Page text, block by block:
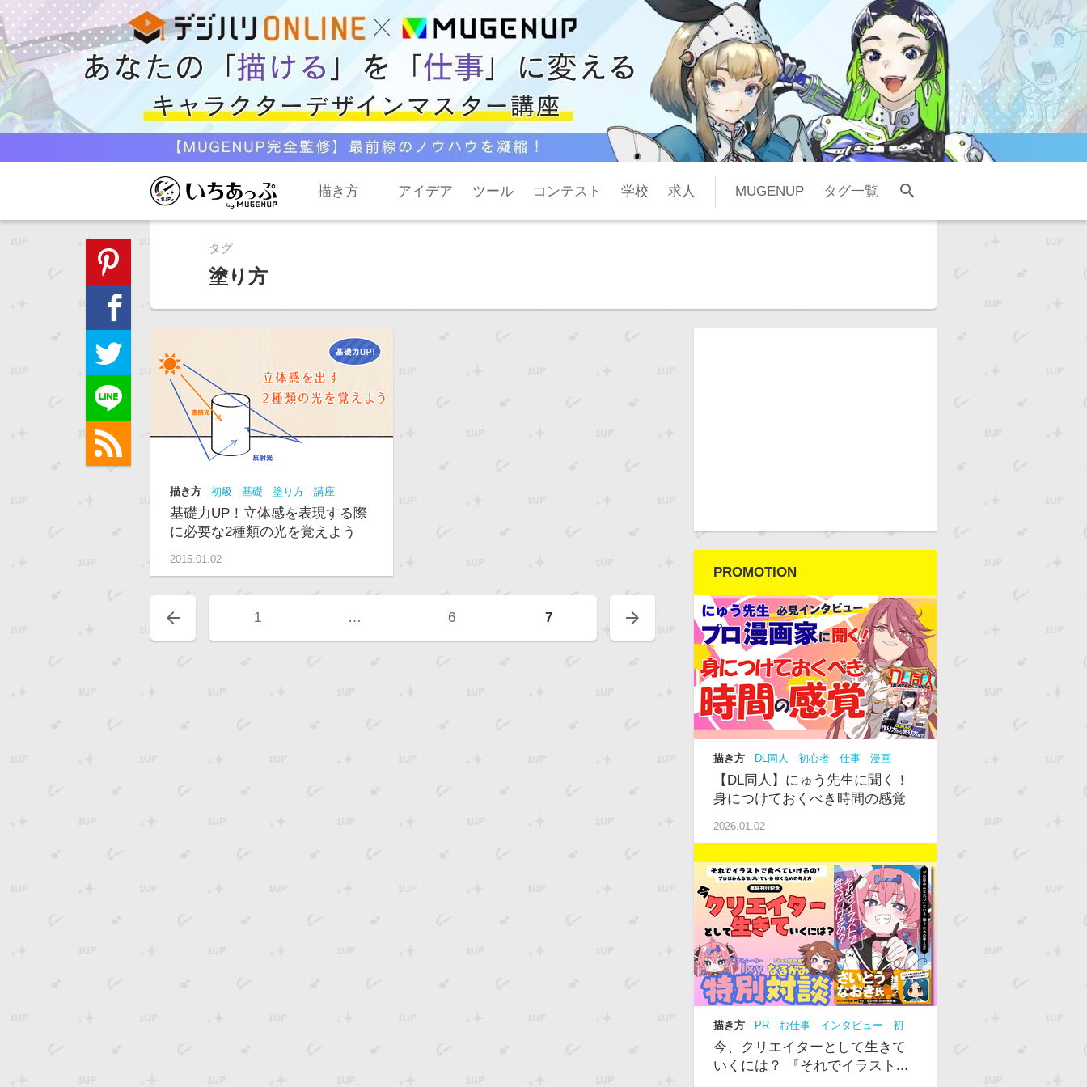
描き方 アイデア ツール コンテスト 学校 求人 MUGENUP タグ一覧 search
タグ
塗り方
描き方 初級 基礎 塗り方 講座
基礎力UP！立体感を表現する際
に必要な2種類の光を覚えよう
2015.01.02
arrow_back 1 … 6 7 arrow_forward
PROMOTION
描き方 DL同人 初心者 仕事
漫画
SNS
【DL同人】にゅう先生に聞く！
身につけておくべき時間の感覚
2026.01.02
描き方 PR お仕事 インタビュー
初
級
中級
今、クリエイターとして生きて
いくには？ 『それでイラスト...